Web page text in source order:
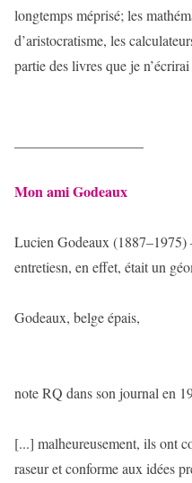
longtemps méprisé; les
d’aristocratisme, les
partie des livres que je
Mon ami Godeaux
Lucien Godeaux
entretiesn, en effet, était un
Godeaux, belge épais,
note RQ dans son journal en
[...] malheureusement, ils ont
raseur et conforme aux idées